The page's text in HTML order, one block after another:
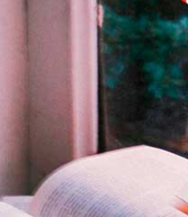
es
- Anos